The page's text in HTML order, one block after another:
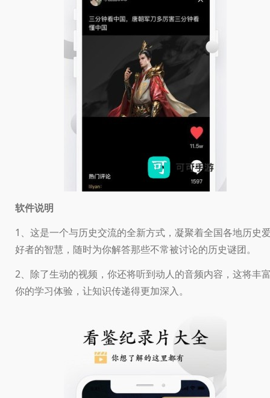
软件说明
1、这是一个与历史交流的全新方式，凝聚着全国各地历史
好者的智慧，随时为你解答那些不常被讨论的历史谜团。
2、除了生动的视频，你还将听到动人的音频内容，这将丰
你的学习体验，让知识传递得更加深入。